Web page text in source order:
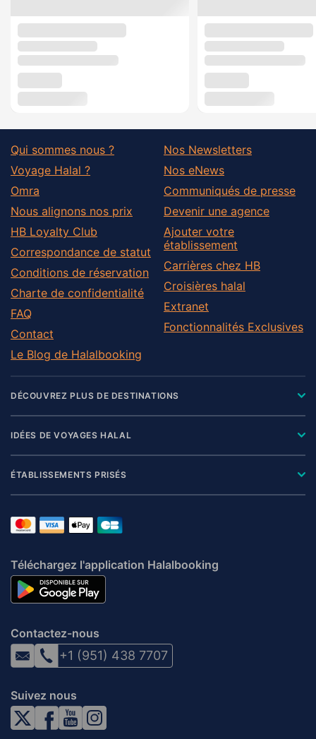
Qui sommes nous ?
Voyage Halal ?
Omra
Nous alignons nos prix
HB Loyalty Club
Correspondance de statut
Conditions de réservation
Charte de confidentialité
FAQ
Contact
Le Blog de Halalbooking
Nos Newsletters
Nos eNews
Communiqués de presse
Devenir une agence
Ajouter votre
établissement
Carrières chez HB
Croisières halal
Extranet
Fonctionnalités Exclusives
DÉCOUVREZ PLUS DE DESTINATIONS
IDÉES DE VOYAGES HALAL
ÉTABLISSEMENTS PRISÉS
Téléchargez l'application Halalbooking
Contactez-nous
+1 (951) 438 7707
Suivez nous